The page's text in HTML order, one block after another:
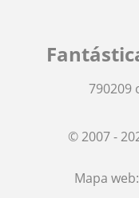
790209
© 2007 -
Mapa web: